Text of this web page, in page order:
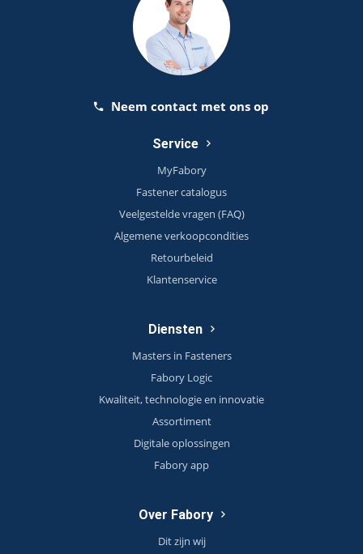
Neem contact met ons op
Service
MyFabory
Fastener catalogus
Veelgestelde vragen (FAQ)
Algemene verkoopcondities
Retourbeleid
Klantenservice
Diensten
Masters in Fasteners
Fabory Logic
Kwaliteit, technologie en innovatie
Assortiment
Digitale oplossingen
Fabory app
Over Fabory
Dit zijn wij